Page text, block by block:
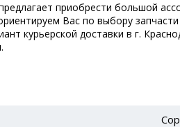
приобрести большой
Вас по выбору
курьерской доставки в г.